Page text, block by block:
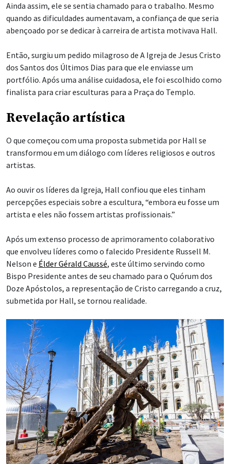
Ainda assim, ele se sentia chamado para o trabalho. Mesmo
quando as dificuldades aumentavam, a confiança de que seria
abençoado por se dedicar à carreira de artista motivava Hall.
Então, surgiu um pedido milagroso de A Igreja de Jesus Cristo
dos Santos dos Últimos Dias para que ele enviasse um
portfólio. Após uma análise cuidadosa, ele foi escolhido como
finalista para criar esculturas para a Praça do Templo.
Revelação artística
O que começou com uma proposta submetida por Hall se
transformou em um diálogo com líderes religiosos e outros
artistas.
Ao ouvir os líderes da Igreja, Hall confiou que eles tinham
percepções especiais sobre a escultura, “embora eu fosse um
artista e eles não fossem artistas profissionais.”
Após um extenso processo de aprimoramento colaborativo
que envolveu líderes como o falecido Presidente Russell M.
Nelson e Élder Gérald Caussé, este último servindo como
Bispo Presidente antes de seu chamado para o Quórum dos
Doze Apóstolos, a representação de Cristo carregando a cruz,
submetida por Hall, se tornou realidade.